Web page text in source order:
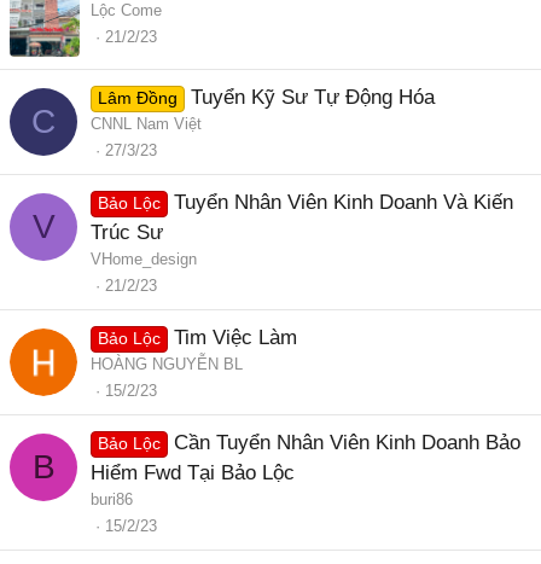
Lộc Come
21/2/23
C
Lâm Đồng Tuyển Kỹ Sư Tự Động Hóa
CNNL Nam Việt
27/3/23
V
Bảo Lộc
Tuyển Nhân Viên Kinh Doanh Và Kiến
Trúc Sư
VHome_design
21/2/23
Bảo Lộc Tim Việc Làm
HOÀNG NGUYỄN BL
15/2/23
B
Bảo Lộc
Cần Tuyển Nhân Viên Kinh Doanh Bảo
Hiểm Fwd Tại Bảo Lộc
buri86
15/2/23